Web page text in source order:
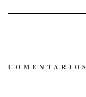
COMENTARIOS